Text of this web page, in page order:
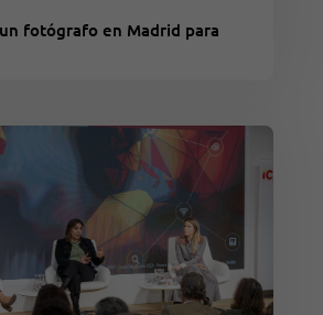
fotógrafo en Madrid para